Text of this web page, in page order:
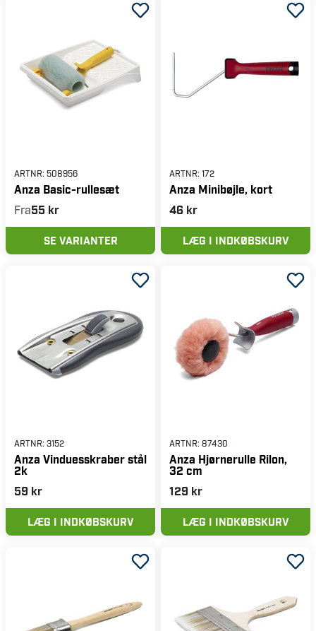
ARTNR: 508956
Anza Basic-rullesæt
Fra55 kr
SE VARIANTER
ARTNR: 172
Anza Minibøjle, kort
46 kr
LÆG I INDKØBSKURV
ARTNR: 3152
Anza Vinduesskraber stål
2k
59 kr
LÆG I INDKØBSKURV
ARTNR: 87430
Anza Hjørnerulle Rilon,
32 cm
129 kr
LÆG I INDKØBSKURV